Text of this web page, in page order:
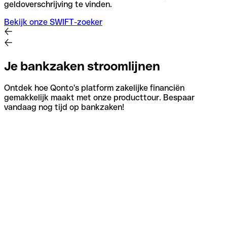
geldoverschrijving te vinden.
Bekijk onze SWIFT-zoeker
Je bankzaken stroomlijnen
Ontdek hoe Qonto's platform zakelijke financiën
gemakkelijk maakt met onze producttour. Bespaar
vandaag nog tijd op bankzaken!